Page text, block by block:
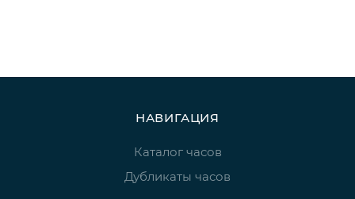
НАВИГАЦИЯ
Каталог часов
Дубликаты часов